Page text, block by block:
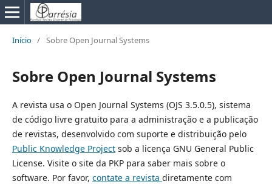
Início / Sobre Open Journal Systems
Sobre Open Journal Systems
A revista usa o Open Journal Systems (OJS 3.5.0.5), sistema
de código livre gratuito para a administração e a publicação
de revistas, desenvolvido com suporte e distribuição pelo
Public Knowledge Projectsob a licença GNU General Public
License. Visite o site da PKP para saber mais sobre o
software. Por favor, contate a revista diretamente com